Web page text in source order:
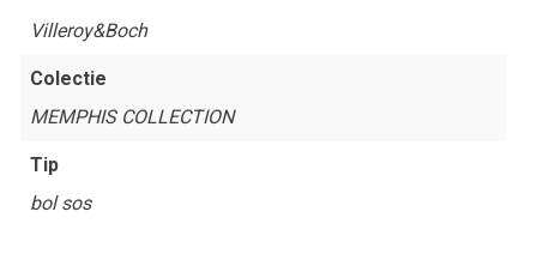
Villeroy&Boch
Colectie
MEMPHIS COLLECTION
Tip
bol sos